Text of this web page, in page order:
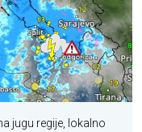
jugu regije, lokalno